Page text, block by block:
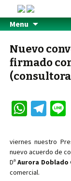
Menu
Nuevo
firmado
W
at
sA
p
Te
gr
a
m
viernes nuestro
nuevo acuerdo de
DªAurora Doblado
comercial.